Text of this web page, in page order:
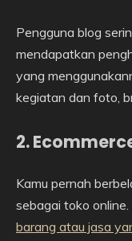
Pengguna blog
mendapatkan
yang
kegiatan dan foto,
2.
Kamu pernah
sebagai toko
barang atau jasa